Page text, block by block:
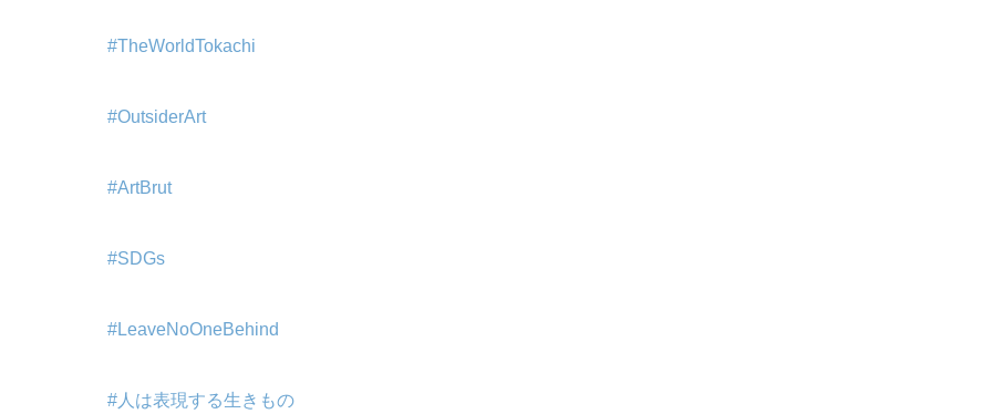
#TheWorldTokachi
#OutsiderArt
#ArtBrut
#SDGs
#LeaveNoOneBehind
#人は表現する生きもの